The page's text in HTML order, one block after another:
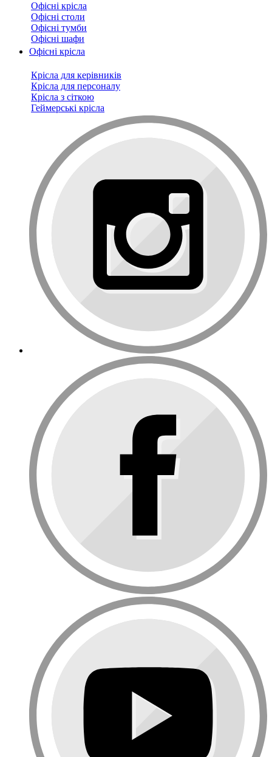
Офісні крісла
Офісні столи
Офісні тумби
Офісні шафи
Офісні крісла
Крісла для керівників
Крісла для персоналу
Крісла з сіткою
Геймерські крісла